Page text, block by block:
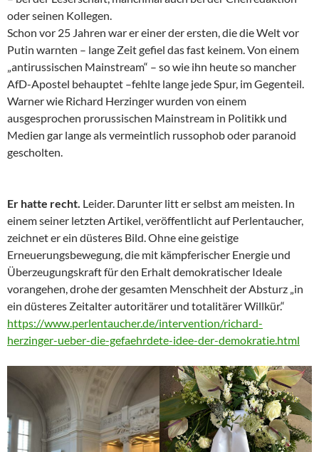
oder seinen Kollegen.
Schon vor 25 Jahren war er einer der ersten, die die Welt vor
Putin warnten – lange Zeit gefiel das fast keinem. Von einem
„antirussischen Mainstream“ – so wie ihn heute so mancher
AfD-Apostel behauptet –fehlte lange jede Spur, im Gegenteil.
Warner wie Richard Herzinger wurden von einem
ausgesprochen prorussischen Mainstream in Politikk und
Medien gar lange als vermeintlich russophob oder paranoid
gescholten.
Er hatte recht. Leider. Darunter litt er selbst am meisten. In
einem seiner letzten Artikel, veröffentlicht auf Perlentaucher,
zeichnet er ein düsteres Bild. Ohne eine geistige
Erneuerungsbewegung, die mit kämpferischer Energie und
Überzeugungskraft für den Erhalt demokratischer Ideale
vorangehen, drohe der gesamten Menschheit der Absturz „in
ein düsteres Zeitalter autoritärer und totalitärer Willkür.“
https://www.perlentaucher.de/intervention/richard-
herzinger-ueber-die-gefaehrdete-idee-der-demokratie.html